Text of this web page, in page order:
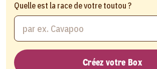
Quelle est la race de votre toutou ?
Créez votre Box